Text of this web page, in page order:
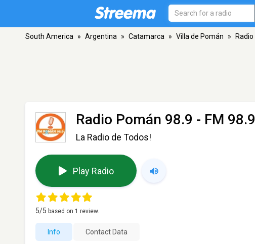
South America » Argentina » Catamarca » Villa de Pomán »
Radio Pomán 98.9 - FM
La Radio de Todos!
Play Radio
5/5 based on 1 review.
Info Contact Data